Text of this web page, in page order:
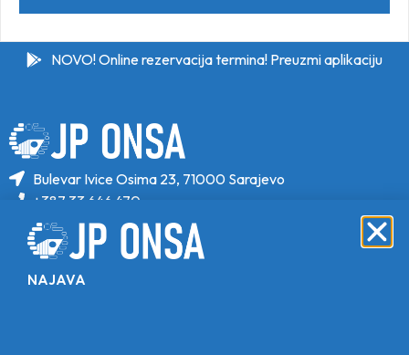
NOVO! Online rezervacija termina! Preuzmi aplikaciju
Bulevar Ivice Osima 23, 71000 Sarajevo
+387 33 646 470
+387 33 646 471
info@jponsa.ba
NAJAVA